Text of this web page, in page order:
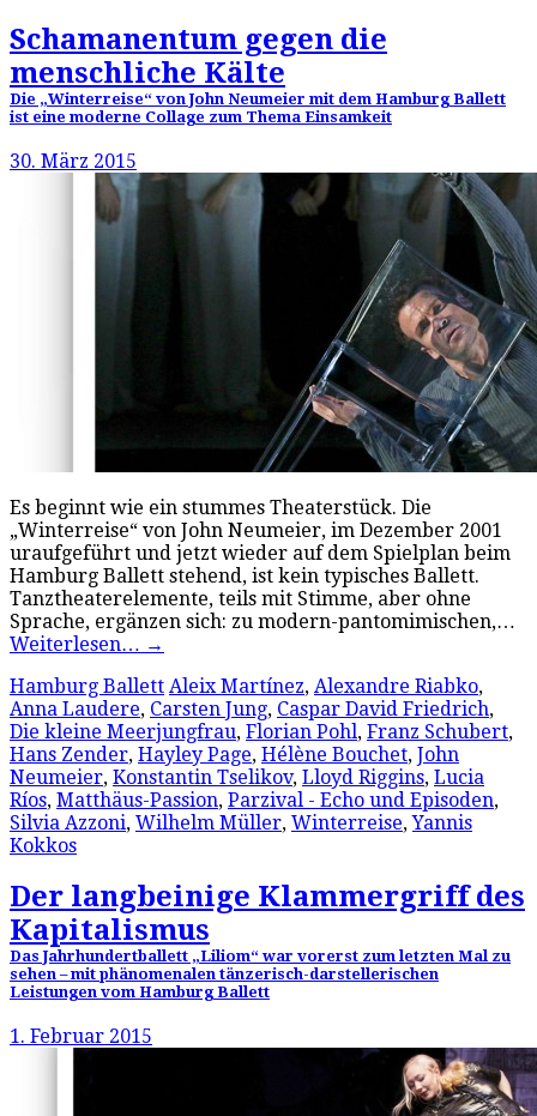
Schamanentum gegen die
menschliche Kälte
Die „Winterreise“ von John Neumeier mit dem Hamburg Ballett
ist eine moderne Collage zum Thema Einsamkeit
30. März 2015
Es beginnt wie ein stummes Theaterstück. Die
„Winterreise“ von John Neumeier, im Dezember 2001
uraufgeführt und jetzt wieder auf dem Spielplan beim
Hamburg Ballett stehend, ist kein typisches Ballett.
Tanztheaterelemente, teils mit Stimme, aber ohne
Sprache, ergänzen sich: zu modern-pantomimischen,…
Weiterlesen… →
Hamburg Ballett Aleix Martínez, Alexandre Riabko,
Anna Laudere, Carsten Jung, Caspar David Friedrich,
Die kleine Meerjungfrau, Florian Pohl, Franz Schubert,
Hans Zender, Hayley Page, Hélène Bouchet, John
Neumeier, Konstantin Tselikov, Lloyd Riggins, Lucia
Ríos, Matthäus-Passion, Parzival - Echo und Episoden,
Silvia Azzoni, Wilhelm Müller, Winterreise,Yannis
Kokkos
Der langbeinige Klammergriff des
Kapitalismus
Das Jahrhundertballett „Liliom“ war vorerst zum letzten Mal zu
sehen – mit phänomenalen tänzerisch-darstellerischen
Leistungen vom Hamburg Ballett
1. Februar 2015